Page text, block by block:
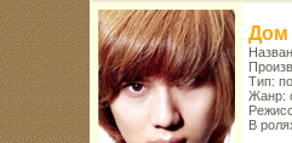
Дом
Тип:
Жанр:
В